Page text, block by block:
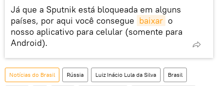
Já que a Sputnik está bloqueada em alguns
países, por aqui você consegue baixar o
nosso aplicativo para celular (somente para
Android).
Notícias do Brasil Rússia Luiz Inácio Lula da Silva Brasil